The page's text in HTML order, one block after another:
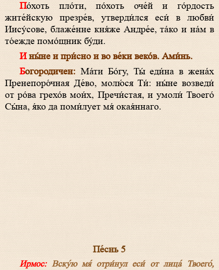
По́хоть пло́ти, по́хоть оче́й и го́рдость
жите́йскую презре́в, утверди́лся еси́ в любви́
Иису́сове, блаже́нне кня́же Андре́е, та́ко и на́м в
то́ежде помо́щник бу́ди.
И ны́не и при́сно и во ве́ки веко́в. Ами́нь.
Богородичен:Ма́ти Бо́гу, Ты́ еди́на в жена́х
Пренепоро́чная Де́во, молю́ся Ти́: ны́не возведи́
от ро́ва грехо́в мои́х, Пречи́стая, и умоли́ Твоего́
Сы́на, я́ко да поми́лует мя́ окая́ннаго.
Пе́снь 5
Ирмос:Вску́ю мя́ отри́нул еси́ от лица́ Твоего́,